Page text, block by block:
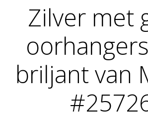
Zilver met
briljant van